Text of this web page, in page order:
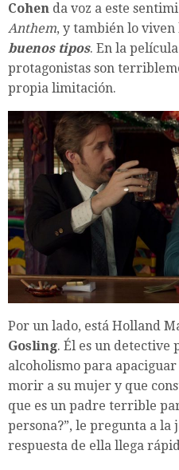
Cohen da voz a este
Anthem, y también lo viven
buenos tipos. En la
protagonistas son
propia limitación.
Por un lado, está Holland
Gosling. Él es un detective
alcoholismo para
morir a su mujer y que
que es un padre terrible
persona?”, le pregunta a la
respuesta de ella llega